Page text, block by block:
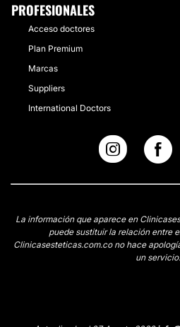
PROFESIONALES
Acceso doctores
Plan Premium
Marcas
Suppliers
International Doctors
La información que aparece en
puede sustituir la relación entre
Clinicasesteticas.com.co no hace
un servicio.